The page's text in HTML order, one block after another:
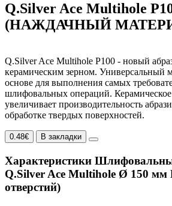
Q.Silver Ace Multihole
(НАЖДАЧНЫЙ
Q.Silver Ace Multihole P100 - новый
керамическим зерном. Универсальный
основе для выполнения самых
шлифовальных операций.
увеличивает производительность
обработке твердых поверхностей.
0.48€ В закладки
Характеристики
Q.Silver Ace Multihole Ø 150 мм
отверстий)